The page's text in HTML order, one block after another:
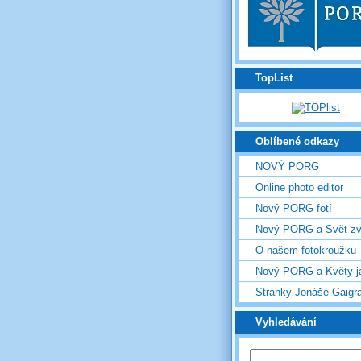
TopList
Oblíbené odkazy
NOVÝ PORG
Online photo editor
Nový PORG fotí
Nový PORG a Svět
O našem fotokroužku
Nový PORG a Květy
Stránky Jonáše
Vyhledávání